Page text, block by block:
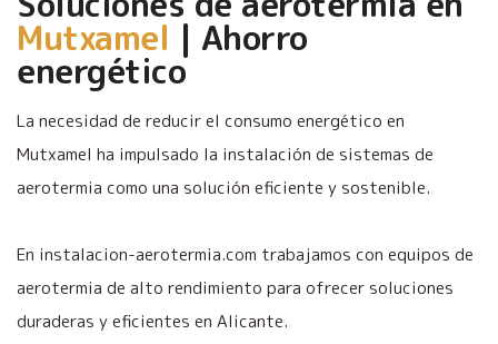
Mutxamel | Ahorro
energético
La necesidad de reducir el consumo energético en
Mutxamel ha impulsado la instalación de sistemas de
aerotermia como una solución eficiente y sostenible.
En instalacion-aerotermia.com trabajamos con equipos de
aerotermia de alto rendimiento para ofrecer soluciones
duraderas y eficientes en Alicante.